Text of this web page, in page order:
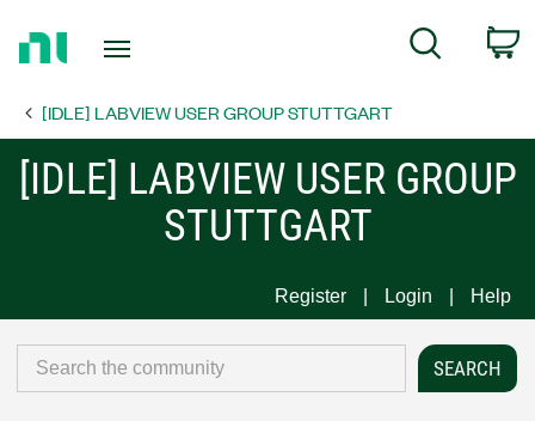
Page
Search
[IDLE] LABVIEW USER GROUP STUTTGART
[IDLE] LABVIEW USER GROUP
STUTTGART
Register Login Help